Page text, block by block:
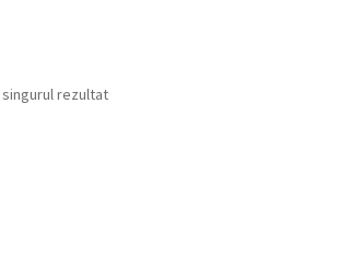
rezultat